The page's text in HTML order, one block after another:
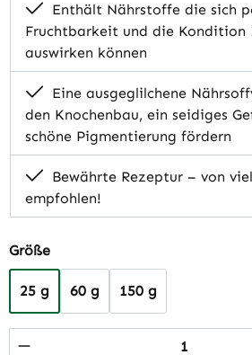
Enthält Nährstoffe die sich
Fruchtbarkeit und die Kondition
auswirken können
Eine ausgeglilchene
den Knochenbau, ein seidiges
schöne Pigmentierung fördern
Bewährte Rezeptur – von
empfohlen!
Größeauswählen
25 g 60 g 150 g
Produkt Anzahl: Gib den